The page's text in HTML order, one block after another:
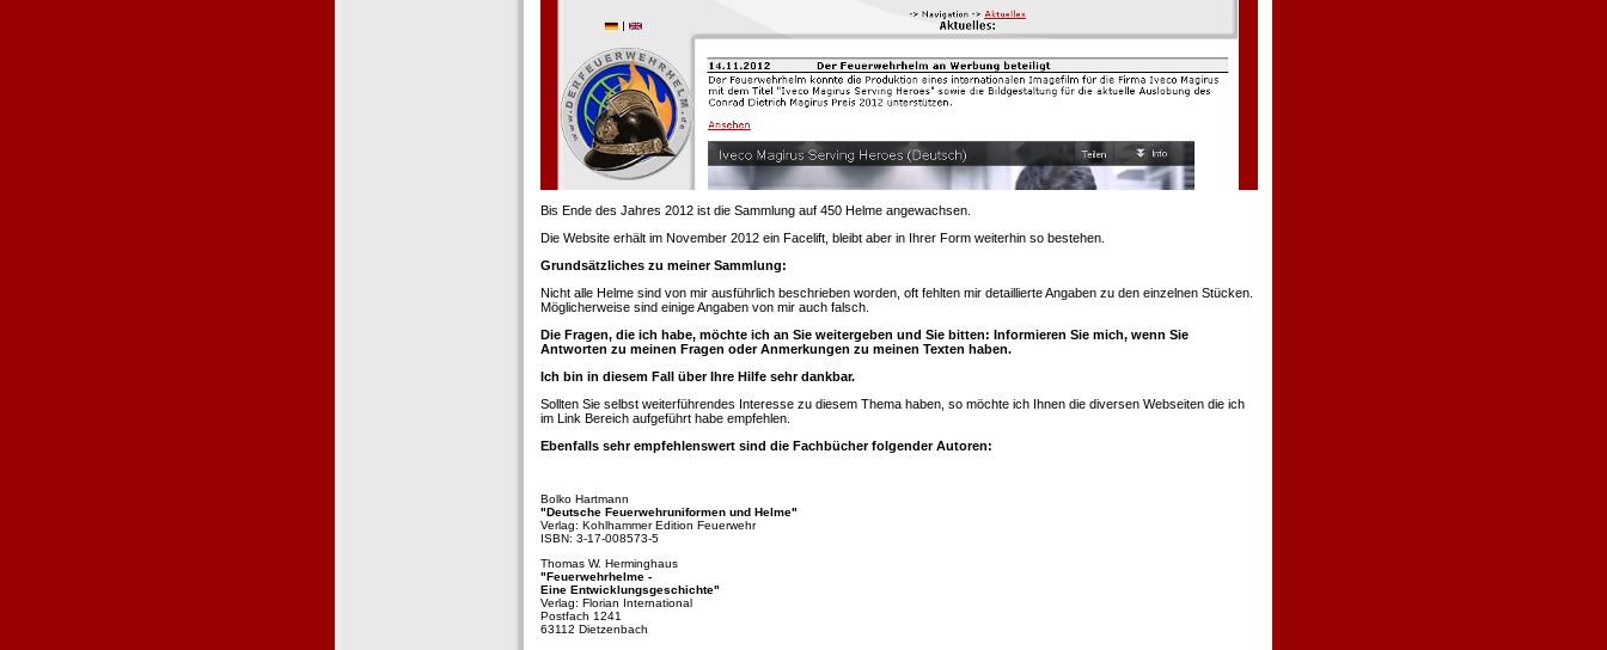
Bis Ende des Jahres 2012 ist die Sammlung auf 450 Helme angewachsen.
Die Website erhält im November 2012 ein Facelift, bleibt aber in Ihrer Form weiterhin so bestehen.
Grundsätzliches zu meiner Sammlung:
Nicht alle Helme sind von mir ausführlich beschrieben worden, oft fehlten mir detaillierte Angaben zu den einzelnen Stücken.
Möglicherweise sind einige Angaben von mir auch falsch.
Die Fragen, die ich habe, möchte ich an Sie weitergeben und Sie bitten: Informieren Sie mich, wenn Sie
Antworten zu meinen Fragen oder Anmerkungen zu meinen Texten haben.
Ich bin in diesem Fall über Ihre Hilfe sehr dankbar.
Sollten Sie selbst weiterführendes Interesse zu diesem Thema haben, so möchte ich Ihnen die diversen Webseiten die ich
im Link Bereich aufgeführt habe empfehlen.
Ebenfalls sehr empfehlenswert sind die Fachbücher folgender Autoren:
Bolko Hartmann
"Deutsche Feuerwehruniformen und Helme"
Verlag: Kohlhammer Edition Feuerwehr
ISBN: 3-17-008573-5
Thomas W. Herminghaus
"Feuerwehrhelme -
Eine Entwicklungsgeschichte"
Verlag: Florian International
Postfach 1241
63112 Dietzenbach